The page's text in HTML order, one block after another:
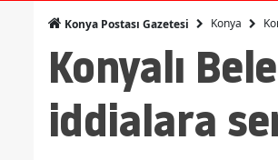
Konya Postası Gazetesi Konya
Konyalı
iddialara